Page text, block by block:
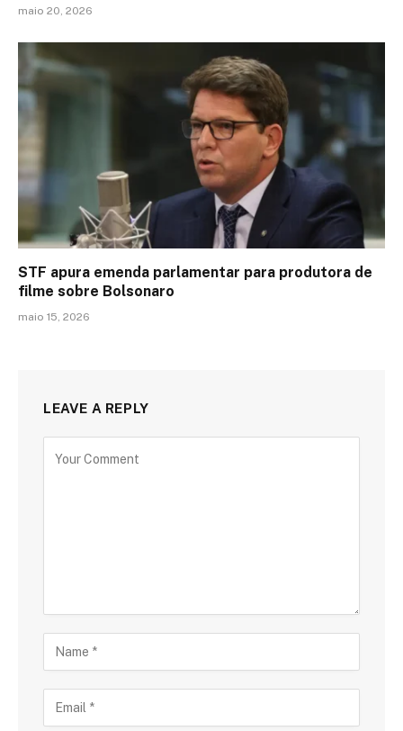
maio 20, 2026
STF apura emenda parlamentar para produtora de
filme sobre Bolsonaro
maio 15, 2026
LEAVE A REPLY